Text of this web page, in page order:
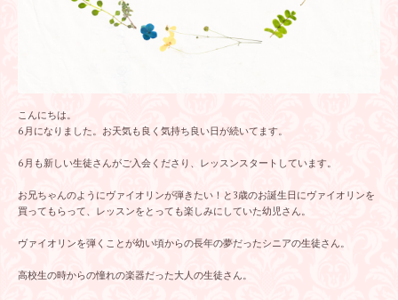
こんにちは。
6月になりました。お天気も良く気持ち良い日が続いてます。
6月も新しい生徒さんがご入会くださり、レッスンスタートしています。
お兄ちゃんのようにヴァイオリンが弾きたい！と3歳のお誕生日にヴァイオリンを
買ってもらって、レッスンをとっても楽しみにしていた幼児さん。
ヴァイオリンを弾くことが幼い頃からの長年の夢だったシニアの生徒さん。
高校生の時からの憧れの楽器だった大人の生徒さん。